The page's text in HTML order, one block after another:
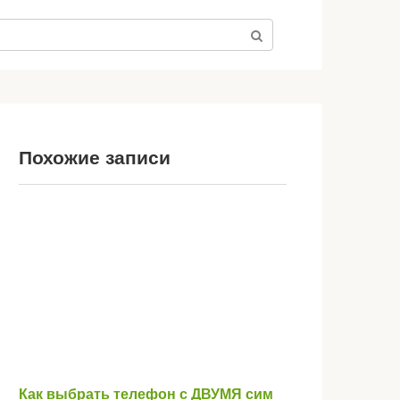
Похожие записи
Как выбрать телефон с ДВУМЯ сим